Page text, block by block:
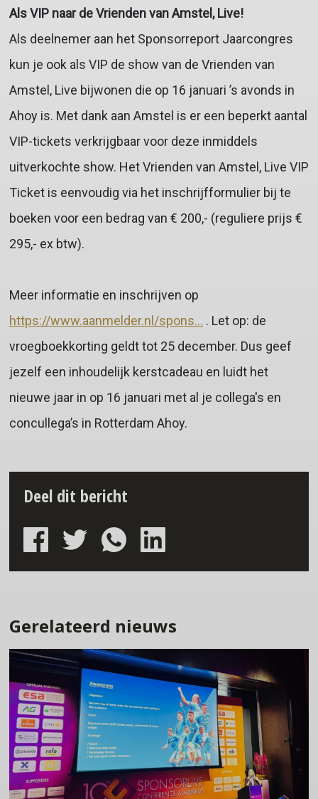
Als VIP naar de Vrienden van Amstel, Live!
Als deelnemer aan het Sponsorreport Jaarcongres
kun je ook als VIP de show van de Vrienden van
Amstel, Live bijwonen die op 16 januari ’s avonds in
Ahoy is. Met dank aan Amstel is er een beperkt aantal
VIP-tickets verkrijgbaar voor deze inmiddels
uitverkochte show. Het Vrienden van Amstel, Live VIP
Ticket is eenvoudig via het inschrijfformulier bij te
boeken voor een bedrag van € 200,- (reguliere prijs €
295,- ex btw).
Meer informatie en inschrijven op
https://www.aanmelder.nl/spons... . Let op: de
vroegboekkorting geldt tot 25 december. Dus geef
jezelf een inhoudelijk kerstcadeau en luidt het
nieuwe jaar in op 16 januari met al je collega's en
concullega’s in Rotterdam Ahoy.
Deel dit bericht
Gerelateerd nieuws